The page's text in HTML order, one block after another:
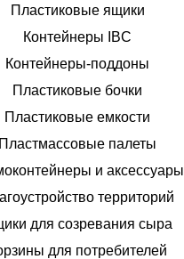
Пластиковые ящики
Контейнеры IBC
Контейнеры-поддоны
Пластиковые бочки
Пластиковые емкости
Пластмассовые палеты
и аксессуары
территорий
для созревания сыра
для потребителей